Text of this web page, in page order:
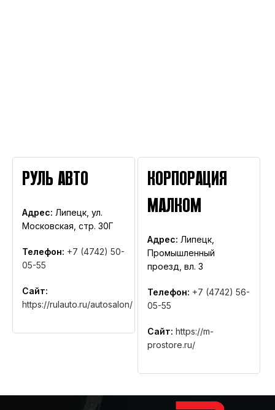
РУЛЬ АВТО
Адрес: Липецк, ул.
Московская, стр. 30Г
Телефон: +7 (4742) 50-
05-55
Сайт:
https://rulauto.ru/autosalon/
КОРПОРАЦИЯ
МАЛКОМ
Адрес: Липецк,
Промышленный
проезд, вл. 3
Телефон: +7 (4742) 56-
05-55
Сайт: https://m-
prostore.ru/